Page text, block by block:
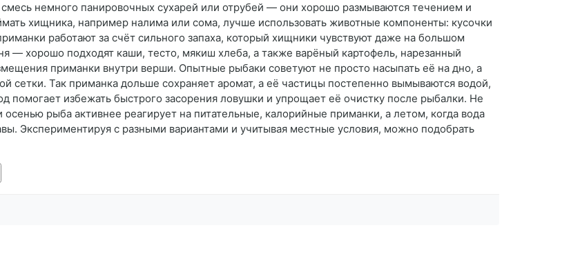
немного панировочных сухарей или отрубей — они хорошо размываются течением и
хищника, например налима или сома, лучше использовать животные компоненты: кусочки
работают за счёт сильного запаха, который хищники чувствуют даже на большом
— хорошо подходят каши, тесто, мякиш хлеба, а также варёный картофель, нарезанный
приманки внутри верши. Опытные рыбаки советуют не просто насыпать её на дно, а
сетки. Так приманка дольше сохраняет аромат, а её частицы постепенно вымываются водой,
помогает избежать быстрого засорения ловушки и упрощает её очистку после рыбалки. Не
осенью рыба активнее реагирует на питательные, калорийные приманки, а летом, когда вода
Экспериментируя с разными вариантами и учитывая местные условия, можно подобрать